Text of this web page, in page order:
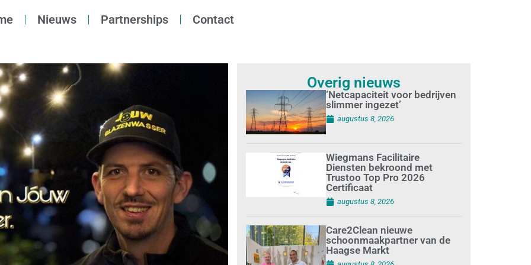
Nieuws Partnerships Contact
Overig nieuws
‘Netcapaciteit voor bedrijven
slimmer ingezet’
augustus 8, 2026
Wiegmans Facilitaire
Diensten bekroond met
Trustoo Top Pro 2026
Certificaat
augustus 8, 2026
Care2Clean nieuwe
schoonmaakpartner van de
Haagse Markt